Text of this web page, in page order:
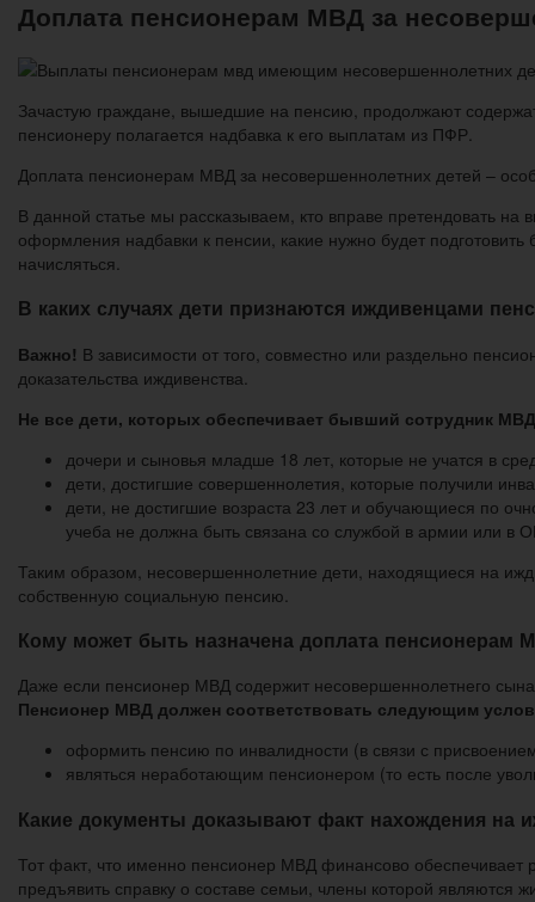
Доплата пенсионерам МВД за
Зачастую граждане, вышедшие на пенсию, продолжают
пенсионеру полагается надбавка к его выплатам из ПФР.
Доплата пенсионерам МВД за несовершеннолетних детей –
В данной статье мы рассказываем, кто вправе претендовать
оформления надбавки к пенсии, какие нужно будет
начисляться.
В каких случаях дети признаются иждивенцами
Важно! В зависимости от того, совместно или раздельно
доказательства иждивенства.
Не все дети, которых обеспечивает бывший сотрудник
дочери и сыновья младше 18 лет, которые не учатся в
дети, достигшие совершеннолетия, которые получили
дети, не достигшие возраста 23 лет и обучающиеся по
учеба не должна быть связана со службой в армии или в
Таким образом, несовершеннолетние дети, находящиеся на
собственную социальную пенсию.
Кому может быть назначена доплата пенсионерам
Даже если пенсионер МВД содержит несовершеннолетнего
Пенсионер МВД должен соответствовать следующим
оформить пенсию по инвалидности (в связи с
являться неработающим пенсионером (то есть после
Какие документы доказывают факт нахождения на
Тот факт, что именно пенсионер МВД финансово
предъявить справку о составе семьи, члены которой